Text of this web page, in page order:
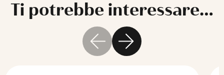
Ti potrebbe interessare…